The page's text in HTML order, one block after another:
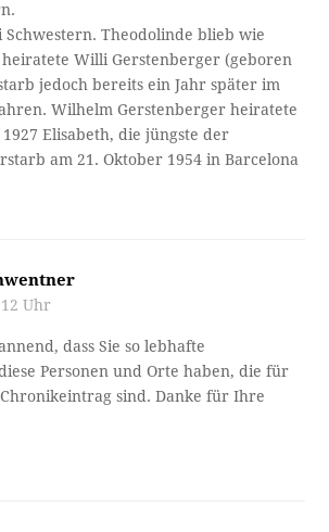
Schwestern. Theodolinde blieb wie
Willi Gerstenberger (geboren
jedoch bereits ein Jahr später im
Wilhelm Gerstenberger heiratete
Elisabeth, die jüngste der
am 21. Oktober 1954 in Barcelona
Uhr
dass Sie so lebhafte
Personen und Orte haben, die für
sind. Danke für Ihre